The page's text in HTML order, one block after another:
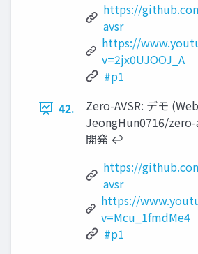
https://
avsr
https://
v=2jx0UJOOJ_A
#p1
42.
Zero-AVSR: デモ
JeongHun0716/
開発 ↩︎
https://
avsr
https://
v=Mcu_1fmdMe4
#p1